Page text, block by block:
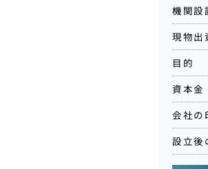
機関設
現物出
目的
資本金
会社の
設立後